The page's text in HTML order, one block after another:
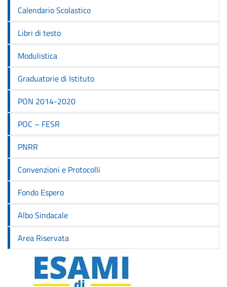
Calendario Scolastico
Libri di testo
Modulistica
Graduatorie di Istituto
PON 2014-2020
POC – FESR
PNRR
Convenzioni e Protocolli
Fondo Espero
Albo Sindacale
Area Riservata